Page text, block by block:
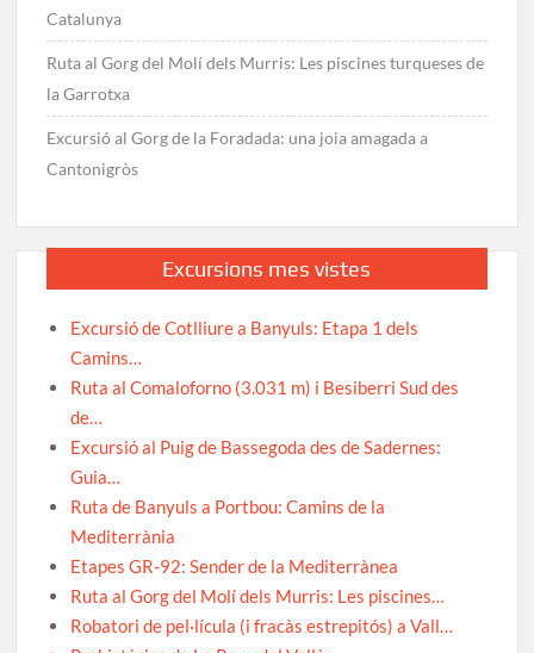
Catalunya
Ruta al Gorg del Molí dels Murris: Les piscines turqueses de
la Garrotxa
Excursió al Gorg de la Foradada: una joia amagada a
Cantonigròs
Excursions mes vistes
Excursió de Cotlliure a Banyuls: Etapa 1 dels
Camins…
Ruta al Comaloforno (3.031 m) i Besiberri Sud des
de…
Excursió al Puig de Bassegoda des de Sadernes:
Guia…
Ruta de Banyuls a Portbou: Camins de la
Mediterrània
Etapes GR-92: Sender de la Mediterrànea
Ruta al Gorg del Molí dels Murris: Les piscines…
Robatori de pel·lícula (i fracàs estrepitós) a Vall…